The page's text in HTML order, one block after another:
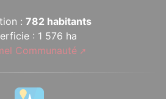
: 782 habitants
: 1 576 ha
Communauté